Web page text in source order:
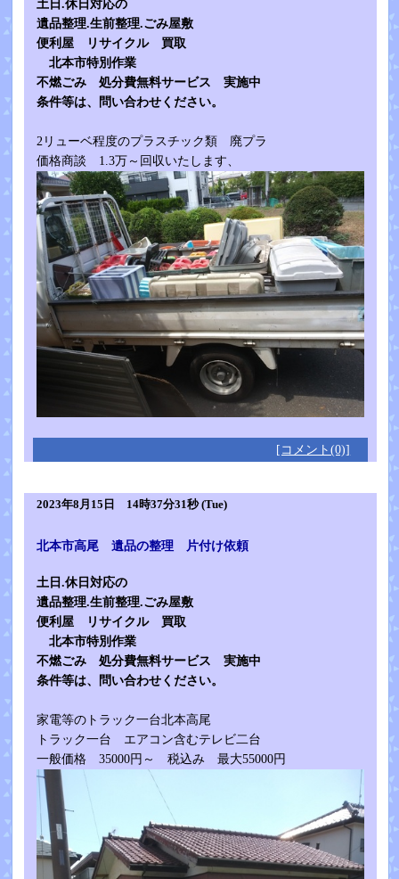
土日.休日対応の
遺品整理.生前整理.ごみ屋敷
便利屋
リサイクル 買取
北本市特別作業
不燃ごみ 処分費無料サービス 実施中
条件等は、問い合わせください。
2リューベ程度のプラスチック類 廃プラ
価格商談 1.3万～回収いたします、
[コメント(0)]
2023年8月15日 14時37分31秒 (Tue)
北本市高尾 遺品の整理 片付け依頼
土日.休日対応の
遺品整理.生前整理.ごみ屋敷
便利屋
リサイクル 買取
北本市特別作業
不燃ごみ 処分費無料サービス 実施中
条件等は、問い合わせください。
家電等のトラック一台北本高尾
トラック一台 エアコン含むテレビ二台
一般価格 35000円～ 税込み 最大55000円